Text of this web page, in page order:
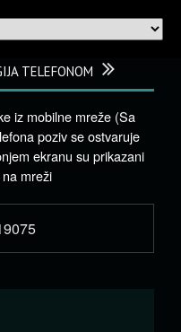
TELEFONOM
iz mobilne mreže (Sa
poziv se ostvaruje
ekranu su prikazani
mreži